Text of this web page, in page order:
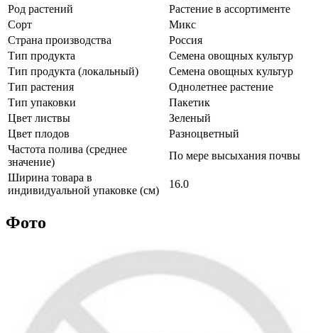
Род растений
Растение в ассортименте
Сорт
Микс
Страна производства
Россия
Тип продукта
Семена овощных культур
Тип продукта (локальный)
Семена овощных культур
Тип растения
Однолетнее растение
Тип упаковки
Пакетик
Цвет листвы
Зеленый
Цвет плодов
Разноцветный
Частота полива (среднее
значение)
По мере высыхания почвы
Ширина товара в
индивидуальной упаковке (см)
16.0
Фото